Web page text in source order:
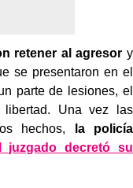
retener al agresor y
se presentaron en el
parte de lesiones, el
libertad. Una vez las
hechos,
la policía
juzgado decretó su